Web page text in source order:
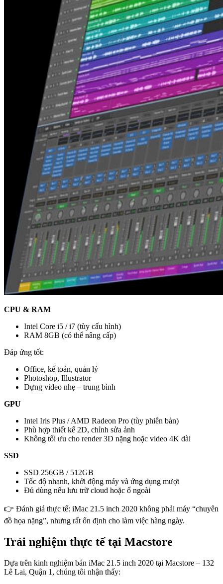
CPU & RAM
Intel Core i5 / i7 (tùy cấu hình)
RAM 8GB (có thể nâng cấp)
Đáp ứng tốt:
Office, kế toán, quản lý
Photoshop, Illustrator
Dựng video nhẹ – trung bình
GPU
Intel Iris Plus / AMD Radeon Pro (tùy phiên bản)
Phù hợp thiết kế 2D, chỉnh sửa ảnh
Không tối ưu cho render 3D nặng hoặc video 4K dài
SSD
SSD 256GB / 512GB
Tốc độ nhanh, khởi động máy và ứng dụng mượt
Đủ dùng nếu lưu trữ cloud hoặc ổ ngoài
👉 Đánh giá thực tế: iMac 21.5 inch 2020 không phải máy “chuyên
đồ họa nặng”, nhưng rất ổn định cho làm việc hàng ngày.
Trải nghiệm thực tế tại Macstore
Dựa trên kinh nghiệm bán iMac 21.5 inch 2020 tại Macstore – 132
Lê Lai, Quận 1, chúng tôi nhận thấy: